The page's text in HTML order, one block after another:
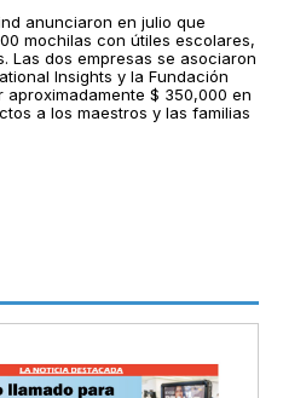
anunciaron en julio que
mochilas con útiles escolares,
Las dos empresas se asociaron
Insights y la Fundación
$ 350,000 en
a los maestros y las familias